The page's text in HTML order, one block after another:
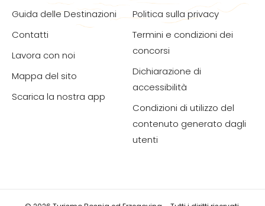
Guida delle Destinazioni
Contatti
Lavora con noi
Mappa del sito
Scarica la nostra app
Politica sulla privacy
Termini e condizioni dei
concorsi
Dichiarazione di
accessibilità
Condizioni di utilizzo del
contenuto generato dagli
utenti